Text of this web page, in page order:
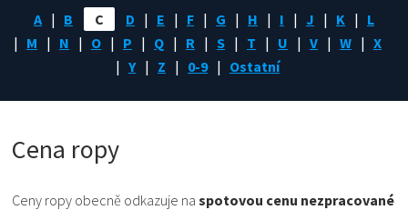
A B C D E F G H I J K
L
M
N O P Q R S T U V W
X
Y
Z 0-9 Ostatní
Cena ropy
Ceny ropy obecně odkazuje naspotovou cenu nezpracované